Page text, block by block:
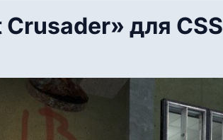
для CSS